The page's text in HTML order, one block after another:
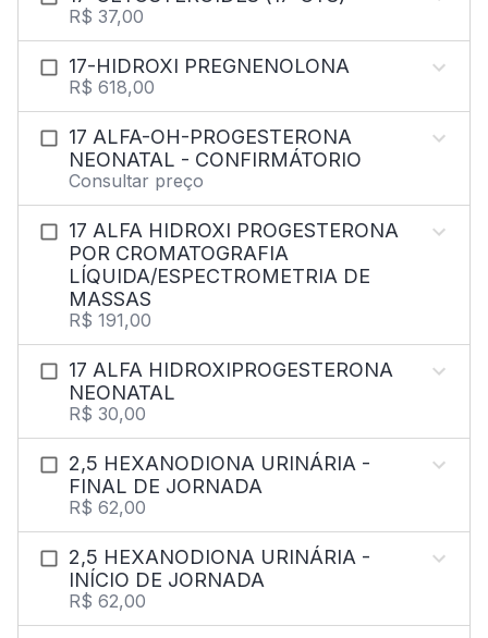
R$ 37,00
17-HIDROXI PREGNENOLONA
R$ 618,00
17 ALFA-OH-PROGESTERONA
NEONATAL - CONFIRMÁTORIO
Consultar preço
17 ALFA HIDROXI PROGESTERONA
POR CROMATOGRAFIA
LÍQUIDA/ESPECTROMETRIA DE
MASSAS
R$ 191,00
17 ALFA HIDROXIPROGESTERONA
NEONATAL
R$ 30,00
2,5 HEXANODIONA URINÁRIA -
FINAL DE JORNADA
R$ 62,00
2,5 HEXANODIONA URINÁRIA -
INÍCIO DE JORNADA
R$ 62,00